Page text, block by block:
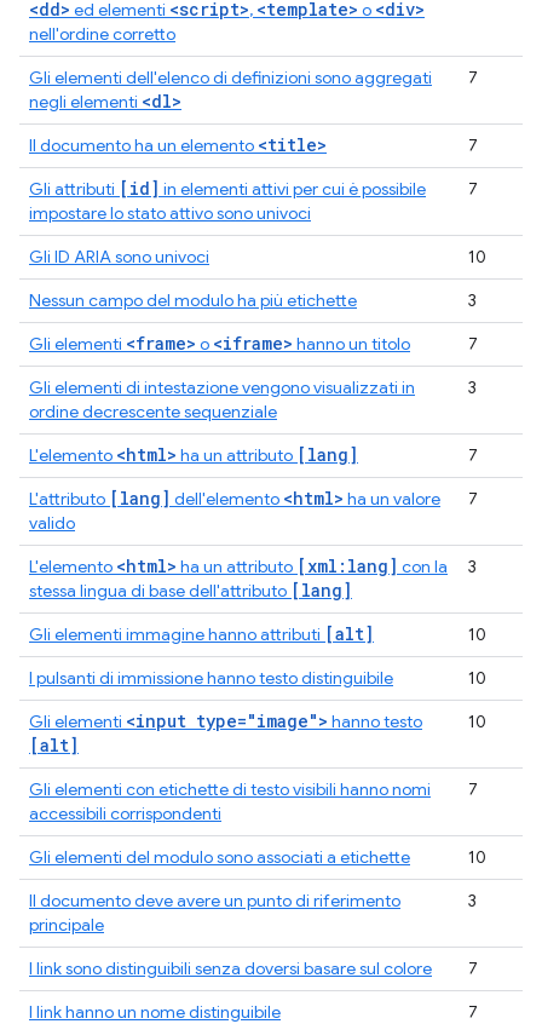
<dd> ed elementi <script>, <template> o <div>
nell'ordine corretto
Gli elementi dell'elenco di definizioni sono aggregati
negli elementi <dl>
7
Il documento ha un elemento <title>
7
Gli attributi [id] in elementi attivi per cui è possibile
impostare lo stato attivo sono univoci
7
Gli ID ARIA sono univoci
10
Nessun campo del modulo ha più etichette
3
Gli elementi <frame> o <iframe> hanno un titolo
7
Gli elementi di intestazione vengono visualizzati in
ordine decrescente sequenziale
3
L'elemento <html> ha un attributo [lang]
7
L'attributo [lang] dell'elemento <html> ha un valore
valido
7
L'elemento <html> ha un attributo [xml:lang] con la
stessa lingua di base dell'attributo [lang]
3
Gli elementi immagine hanno attributi [alt]
10
I pulsanti di immissione hanno testo distinguibile
10
Gli elementi <input type="image"> hanno testo
[alt]
10
Gli elementi con etichette di testo visibili hanno nomi
accessibili corrispondenti
7
Gli elementi del modulo sono associati a etichette
10
Il documento deve avere un punto di riferimento
principale
3
I link sono distinguibili senza doversi basare sul colore
7
I link hanno un nome distinguibile
7